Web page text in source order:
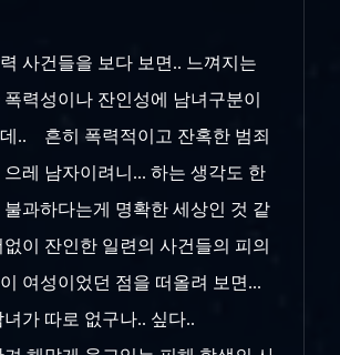
사건들을 보다 보면.. 느껴지는
력성이나 잔인성에 남녀구분이
.. 흔히 폭력적이고 잔혹한 범죄
레 남자이려니... 하는 생각도 한
불과하다는게 명확한 세상인 것 같
이 잔인한 일련의 사건들의 피의
여성이었던 점을 떠올려 보면...
가 따로 없구나.. 싶다..